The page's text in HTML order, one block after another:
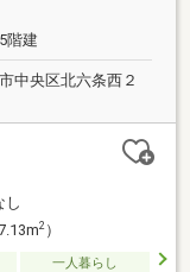
階建
中央区北六条西２
し
2）
一人暮らし